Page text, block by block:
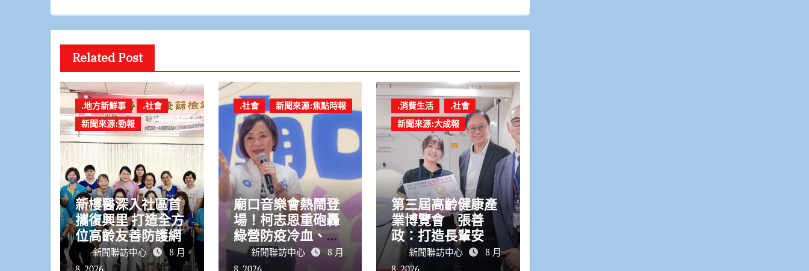
Related Post
.地方新鮮事
.社會
新聞來源:勁報
新樓醫深入社區首
攜復興里 打造全方
位高齡友善防護網
新聞聯訪中心
8 月
.社會 新聞來源:焦點時報
廟口音樂會熱鬧登
場！柯志恩重砲轟
綠營防疫冷血、食
安不透明
新聞聯訪中心
8 月
.消費生活
.社會
新聞來源:大成報
第三屆高齡健康產
業博覽會 張善
政：打造長輩安心
生活的宜居城市
新聞聯訪中心
8 月